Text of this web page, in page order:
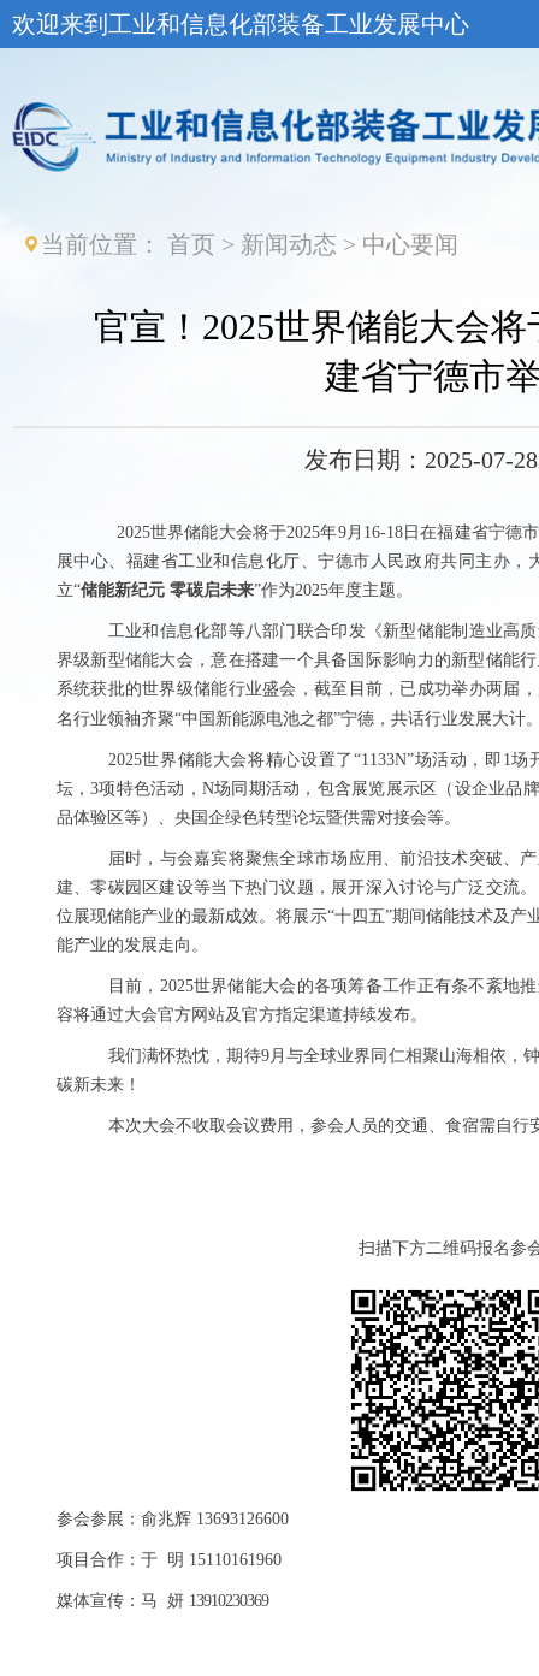
欢迎来到工业和信息化部装备工业发展中心
当前位置：首页 > 新闻动态 > 中心要闻
官宣！2025世界储能大会将
建省宁德市
发布日期：2025-07-
2025世界储能大会将于2025年9月 16-18日在福建省宁德市
展中心、 福建省工业和信息化厅、宁德市 人民政府共同 主办 ，
立“储能新纪元 零碳启未来”作为2025年度主题。
工业和信息化部等八部门联合印发《新型储能制造业高
界级新型储能大会，意在搭建一个具备国际影响力的新型储能
系统获批的世界级储能行业盛会 ，截至目前， 已 成功举办两届，
名行业领袖齐聚“中国新能源电池之都”宁德，共话行业发展大计
2025世界储能大会将精心设置了 “1133N”场活动，即 1场
坛，3项特色活动 ， N场同期活动，包含展览展示区（设企业品
品体验区等）、 央国企绿色转型论坛暨供需对接会等。
届时，与会嘉宾将聚焦全球市场应用、前沿技术突破、
建、零碳园区建设等当下热门议题，展开深入讨论与广泛交流
位展现储能产业的最新成效。将展示“十四五”期间储能技术及产
能产业的发展走向。
目前， 2025世界储能大会 的各项筹备工作正有条不紊地
容将通过大会官方网站及官方指定渠道持续发布。
我们满怀热忱，期待9月与全球业界同仁相聚山海相依，
碳新未来！
本次大会不收取会议费用，参会人员的交通、食宿需自行
扫描下方二维码报名参
参会参展：俞兆辉 13693126600
项目合作：于 明 15110161960
媒体宣传：马 妍 13910230369